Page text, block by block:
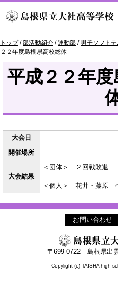
現
在
置：
トップ/部活動紹介 /運動部 / 男子ソフト
２２年度島根県高校総体
平成２２年
大会日
開催場所
大会結果
＜団体＞ ２回戦敗退
＜個人＞ 花井・藤原
お問い合わせ
〒699-0722 島根県出
Copylight (c) TAISHA high